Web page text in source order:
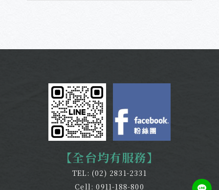
【全台均有服務】
TEL:(02) 2831-2331
Cell:0911-188-800